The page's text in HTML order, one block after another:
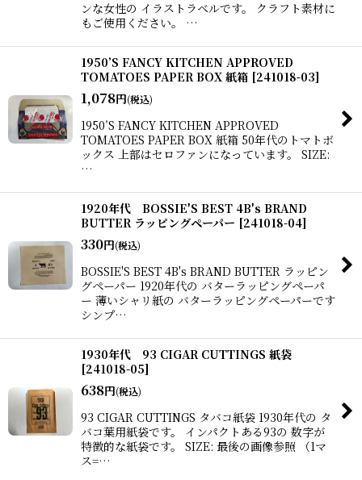
ンな女性の イラストラベルです。 クラフト素材に
もご使用ください。 …
1950’S FANCY KITCHEN APPROVED
TOMATOES PAPER BOX 紙箱 [241018-03]
1,078円(税込)
1950’S FANCY KITCHEN APPROVED
TOMATOES PAPER BOX 紙箱 50年代のトマトボ
ックス 上部はセロファンになっています。 SIZE:
…
1920年代 BOSSIE'S BEST 4B's BRAND
BUTTER ラッピングペーパー [241018-04]
330円(税込)
BOSSIE'S BEST 4B's BRAND BUTTER ラッピン
グペーパー 1920年代の バターラッピングペーパ
ー 薄いシャリ紙の バターラッピングペーパーです
シンプ…
1930年代 93 CIGAR CUTTINGS 紙袋
[241018-05]
638円(税込)
93 CIGAR CUTTINGS タバコ紙袋 1930年代の タ
バコ葉用紙袋です。 インパクトある93の 数字が
特徴的な紙袋です。 SIZE: 最後の画像参照 （1マ
ス=…